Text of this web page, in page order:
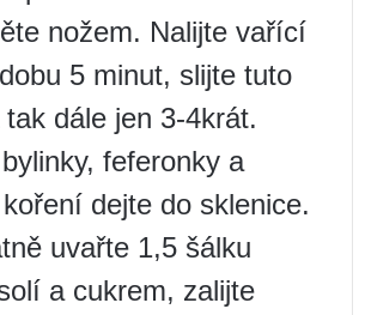
nožem. Nalijte vařící
5 minut, slijte tuto
dále jen 3-4krát.
feferonky a
dejte do sklenice.
uvařte 1,5 šálku
a cukrem, zalijte